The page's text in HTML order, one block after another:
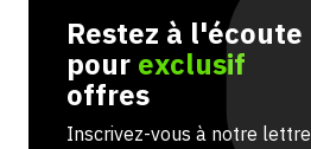
Restez à l'écoute
pour exclusif
offres
Inscrivez-vous à notre lettre